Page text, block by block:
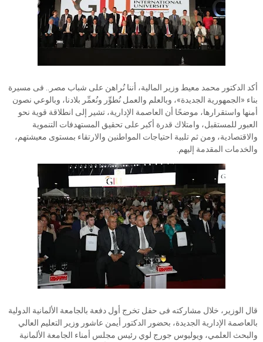
أكد الدكتور محمد معيط وزير المالية، أننا نُراهن على شباب مصر.. فى مسيرة
بناء «الجمهورية الجديدة»، وبالعلم والعمل نُطوِّر ونُعمِّر بلادنا، وبالوعي نصون
أمنها واستقرارها، موضحًا أن العاصمة الإدارية، تشير إلى انطلاقة قوية نحو
العبور للمستقبل، وامتلاك قدرة أكبر على تحقيق المستهدفات التنموية
والاقتصادية، ومن ثم تلبية احتياجات المواطنين والارتقاء بمستوى معيشتهم،
والخدمات المقدمة إليهم.
قال الوزير، خلال مشاركته فى حفل تخرج أول دفعة بالجامعة الألمانية الدولية
بالعاصمة الإدارية الجديدة، بحضور الدكتور أيمن عاشور وزير التعليم العالي
والبحث العلمي، ويوليوس جورج لوي رئيس مجلس أمناء الجامعة الألمانية